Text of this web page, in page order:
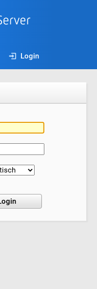
Login